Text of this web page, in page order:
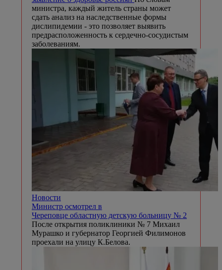
министра, каждый житель страны может
сдать анализ на наследственные формы
дислипидемии - это позволяет выявить
предрасположенность к сердечно-сосудистым
заболеваниям.
Новости
Министр осмотрел в
Череповце областную детскую больницу № 2
После открытия поликлиники № 7 Михаил
Мурашко и губернатор Георгией Филимонов
проехали на улицу К.Белова.